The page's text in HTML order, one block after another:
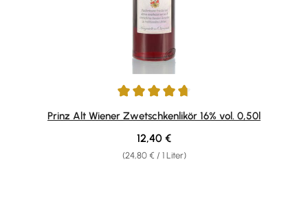
Durchschnittliche Bewertung von 4.85 von 5 Sternen
Prinz Alt Wiener Zwetschkenlikör 16% vol. 0,50l
(24,80 € / 1 Liter)
Regulärer Preis:
12,40 €